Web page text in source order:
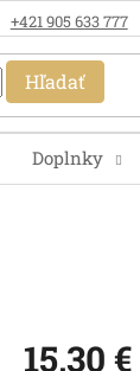
+421 905 633 777
Hľadať
Doplnky
15,30 €